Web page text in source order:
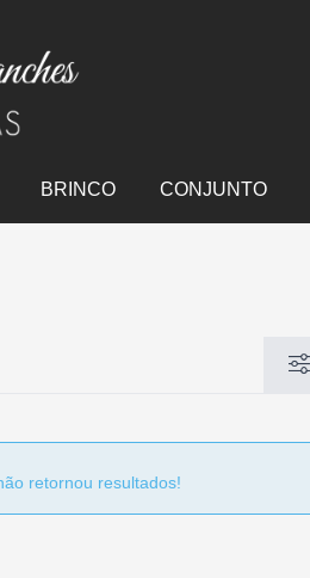
BRINCO CONJUNTO
retornou resultados!